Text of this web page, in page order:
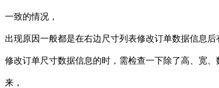
一致的情况，
出现原因一般都是在右边尺寸列表修改订单数据信息
修改订单尺寸数据信息的时，需检查一下除了高、宽
来，